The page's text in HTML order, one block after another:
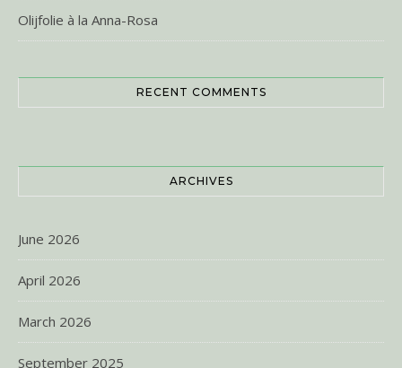
Olijfolie à la Anna-Rosa
RECENT COMMENTS
ARCHIVES
June 2026
April 2026
March 2026
September 2025